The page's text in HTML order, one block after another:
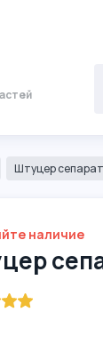
Штуцер
наличие